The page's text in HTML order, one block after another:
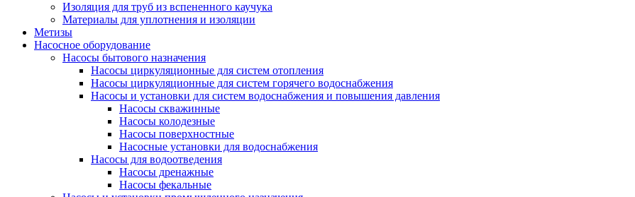
Изоляция для труб из вспененного каучука
Материалы для уплотнения и изоляции
Метизы
Насосное оборудование
Насосы бытового назначения
Насосы циркуляционные для систем отопления
Насосы циркуляционные для систем горячего водоснабжения
Насосы и установки для систем водоснабжения и повышения давления
Насосы скважинные
Насосы колодезные
Насосы поверхностные
Насосные установки для водоснабжения
Насосы для водоотведения
Насосы дренажные
Насосы фекальные